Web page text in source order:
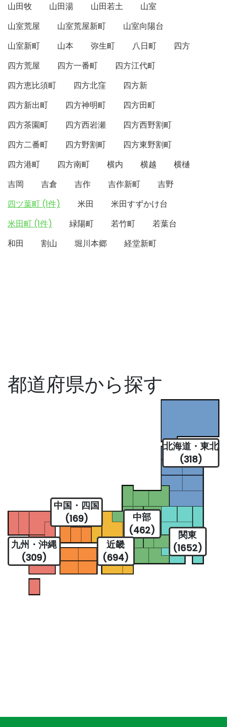
山田牧
山田湯 山田若土
山室
山室荒屋
山室荒屋新町
山室向陽台
山室新町
山本 弥生町 八日町
四方
四方荒屋
四方一番町
四方江代町
四方恵比須町
四方北窪
四方新
四方新出町
四方神明町
四方田町
四方茶園町
四方西岩瀬
四方西野割町
四方二番町
四方野割町
四方東野割町
四方港町
四方南町 横内 横越
横樋
吉岡
吉倉 吉作 吉作新町
吉野
四ツ葉町 (1件)
米田
米田すずかけ台
米田町 (1件)
緑陽町 若竹町
若葉台
和田
割山 堀川本郷 経堂新町
都道府県から探す
北海道・東北
(318)
関東
(1652)
中部
(462)
近畿
(694)
中国・四国
(169)
九州・沖縄
(309)